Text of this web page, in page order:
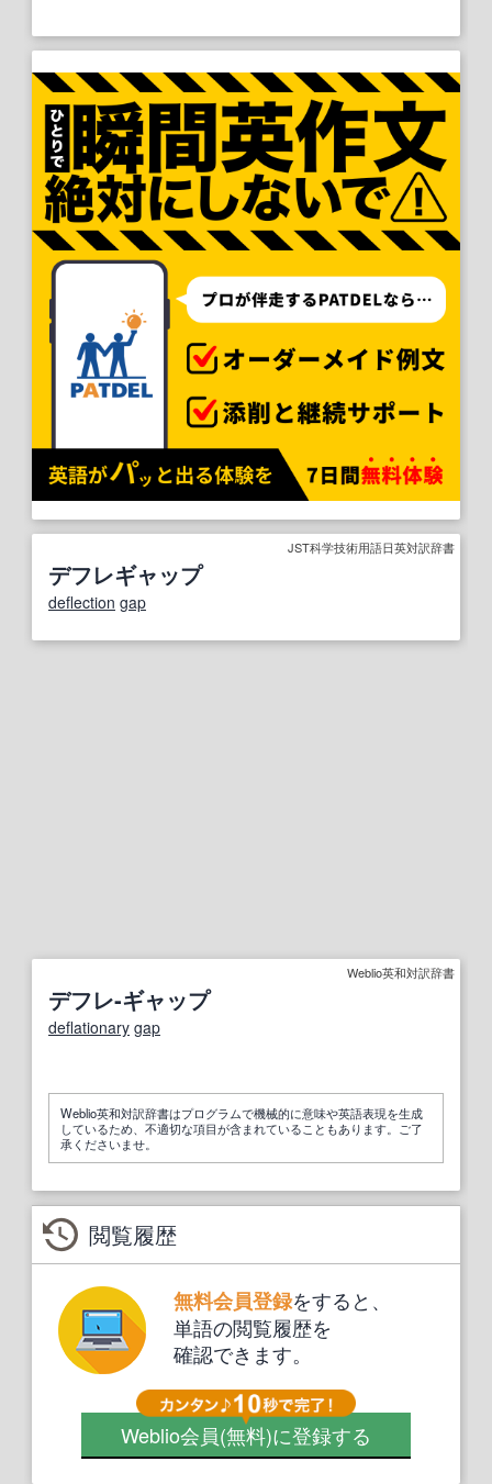
JST科学技術用語日英対訳辞書
デフレギャップ
deflection gap
Weblio英和対訳辞書
デフレ‐ギャップ
deflationary gap
Weblio英和対訳辞書はプログラムで機械的に意味や英語表現を生成
しているため、不適切な項目が含まれていることもあります。ご了
承くださいませ。
閲覧履歴
無料会員登録をすると、
単語の閲覧履歴を
確認できます。
Weblio会員(無料)に登録する